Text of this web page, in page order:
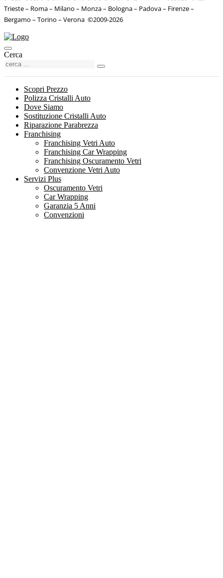
Trieste – Roma – Milano – Monza – Bologna – Padova – Firenze –
Bergamo – Torino – Verona ©2009-2026
Cerca
Scopri Prezzo
Polizza Cristalli Auto
Dove Siamo
Sostituzione Cristalli Auto
Riparazione Parabrezza
Franchising
Franchising Vetri Auto
Franchising Car Wrapping
Franchising Oscuramento Vetri
Convenzione Vetri Auto
Servizi Plus
Oscuramento Vetri
Car Wrapping
Garanzia 5 Anni
Convenzioni